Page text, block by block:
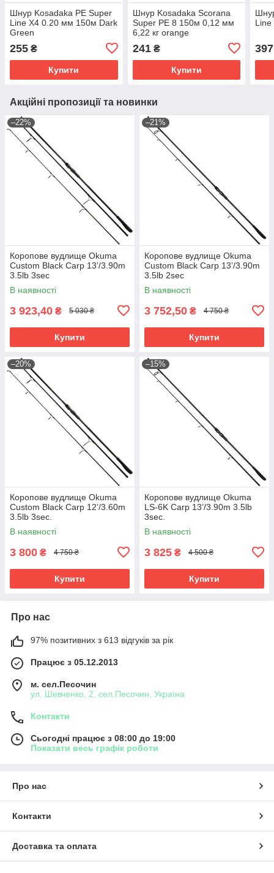
Шнур Kosadaka PE Super
Line X4 0.20 мм 150м Dark
Green
255 ₴
Купити
Шнур Kosadaka Scorana
Super PE 8 150м 0,12 мм
6,22 кг orange
241₴
Купити
Line
397
Акційні пропозиції та новинки
–22%
Коропове вудлище Okuma
Custom Black Carp 13’/3.90m
3.5lb 3sec
В наявності
3 923,40 ₴ 5 030 ₴
Купити
–21%
Коропове вудлище Okuma
Custom Black Carp 13’/3.90m
3.5lb 2sec
В наявності
3 752,50 ₴ 4 750 ₴
Купити
–20%
Коропове вудлище Okuma
Custom Black Carp 12’/3.60m
3.5lb 3sec.
В наявності
3 800 ₴ 4 750 ₴
Купити
–15%
Коропове вудлище Okuma
LS-6K Carp 13’/3.90m 3.5lb
3sec.
В наявності
3 825 ₴ 4 500 ₴
Купити
Про нас
97% позитивних з 613 відгуків за рік
Працює з 05.12.2013
м. сел.Песочин
ул. Шевченко, 2, сел.Песочин, Україна
Контакти
Сьогодні працює з 08:00 до 19:00
Показати весь графік роботи
Про нас
Контакти
Доставка та оплата